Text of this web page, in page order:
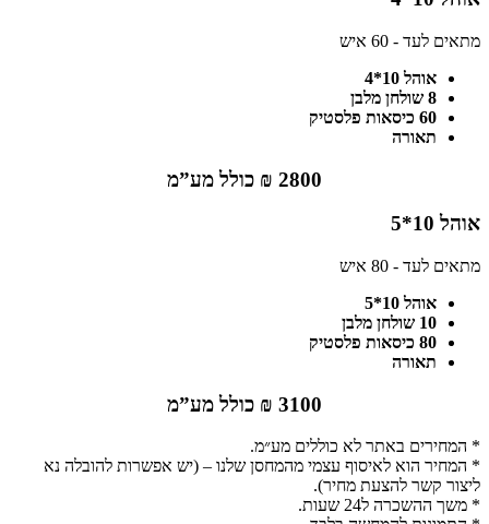
מתאים לעד - 60 איש
אוהל 10*4
8 שולחן מלבן
60 כיסאות פלסטיק
תאורה
2800 ₪ כולל מע”מ
אוהל 10*5
מתאים לעד - 80 איש
אוהל 10*5
10 שולחן מלבן
80 כיסאות פלסטיק
תאורה
3100 ₪ כולל מע”מ
* המחירים באתר לא כוללים מע״מ.
* המחיר הוא לאיסוף עצמי מהמחסן שלנו – (יש אפשרות להובלה נא
ליצור קשר להצעת מחיר).
* משך ההשכרה ל24 שעות.